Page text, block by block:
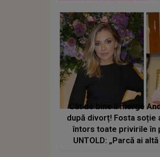
Cât de bine îi merge
după divorț! Fosta soție
întors toate privirile în
UNTOLD: „Parcă ai